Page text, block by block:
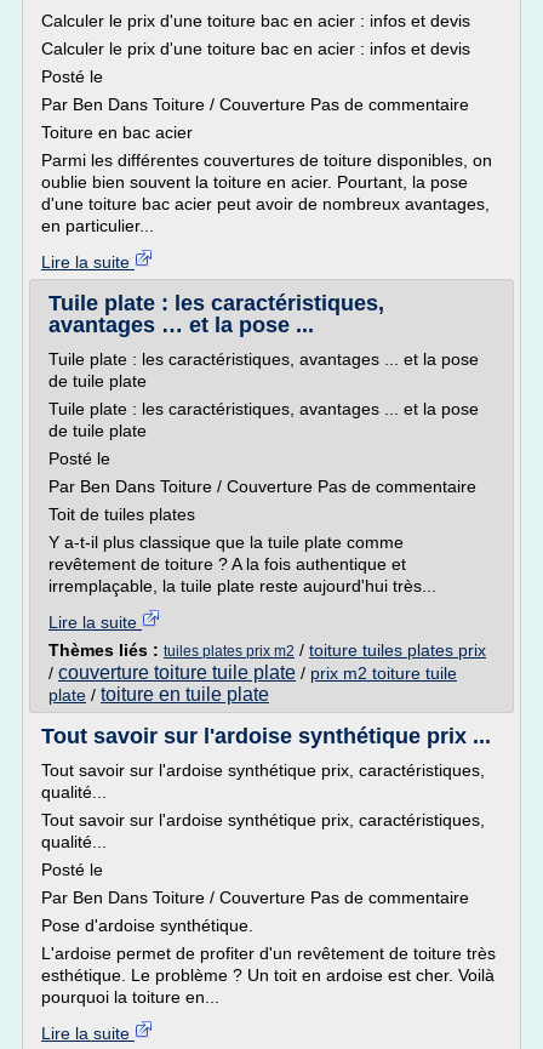
Calculer le prix d'une toiture bac en acier : infos et devis
Calculer le prix d'une toiture bac en acier : infos et devis
Posté le
Par Ben Dans Toiture / Couverture Pas de commentaire
Toiture en bac acier
Parmi les différentes couvertures de toiture disponibles, on
oublie bien souvent la toiture en acier. Pourtant, la pose
d'une toiture bac acier peut avoir de nombreux avantages,
en particulier...
Lire la suite
Tuile plate : les caractéristiques,
avantages … et la pose ...
Tuile plate : les caractéristiques, avantages ... et la pose
de tuile plate
Tuile plate : les caractéristiques, avantages ... et la pose
de tuile plate
Posté le
Par Ben Dans Toiture / Couverture Pas de commentaire
Toit de tuiles plates
Y a-t-il plus classique que la tuile plate comme
revêtement de toiture ? A la fois authentique et
irremplaçable, la tuile plate reste aujourd'hui très...
Lire la suite
Thèmes liés : tuiles plates prix m2 / toiture tuiles plates prix
/ couverture toiture tuile plate / prix m2 toiture tuile
plate / toiture en tuile plate
Tout savoir sur l'ardoise synthétique prix ...
Tout savoir sur l'ardoise synthétique prix, caractéristiques,
qualité...
Tout savoir sur l'ardoise synthétique prix, caractéristiques,
qualité...
Posté le
Par Ben Dans Toiture / Couverture Pas de commentaire
Pose d'ardoise synthétique.
L'ardoise permet de profiter d'un revêtement de toiture très
esthétique. Le problème ? Un toit en ardoise est cher. Voilà
pourquoi la toiture en...
Lire la suite